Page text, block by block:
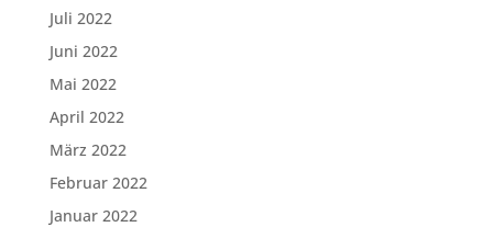
Juli 2022
Juni 2022
Mai 2022
April 2022
März 2022
Februar 2022
Januar 2022